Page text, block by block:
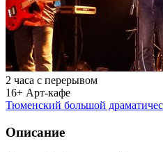
2 часа с перерывом
16+ Арт-кафе
Тюменский большой
Описание